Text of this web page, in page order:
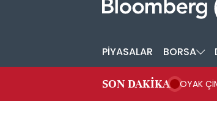
PİYASALAR BORSA
SON DAKİKA OYAK